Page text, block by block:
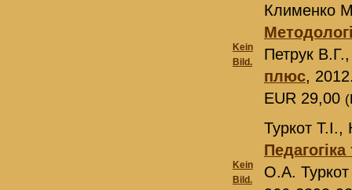
Kein
Bild.
Клименко
Петрук
плюс,
EUR 29,00
Kein
Bild.
Туркот
О.А.